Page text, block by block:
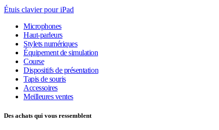
Étuis clavier pour iPad
Microphones
Haut-parleurs
Stylets numériques
Équipement de simulation
Course
Dispositifs de présentation
Tapis de souris
Accessoires
Meilleures ventes
Des achats qui vous ressemblent